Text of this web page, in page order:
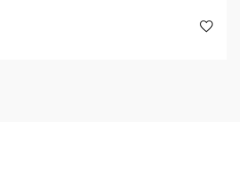
und ihrer hohen Qualität